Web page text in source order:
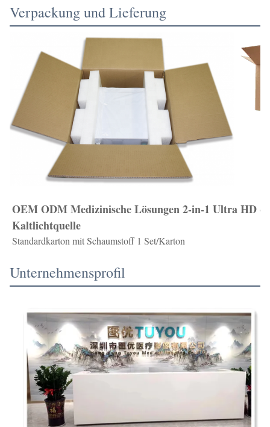
Verpackung und Lieferung
OEM ODM Medizinische Lösungen 2-in-1 Ultra HD
Kaltlichtquelle
Standardkarton mit Schaumstoff 1 Set/Karton
Unternehmensprofil